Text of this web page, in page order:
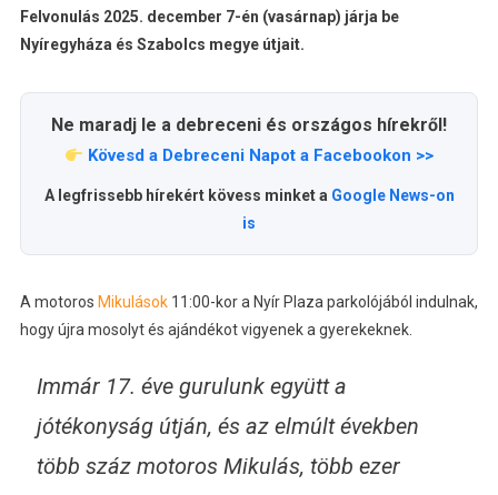
Felvonulás 2025. december 7-én (vasárnap) járja be
Nyíregyháza és Szabolcs megye útjait.
Ne maradj le a debreceni és országos hírekről!
Kövesd a Debreceni Napot a Facebookon >>
A legfrissebb hírekért kövess minket a Google News-on
is
A motoros Mikulások11:00-kor a Nyír Plaza parkolójából indulnak,
hogy újra mosolyt és ajándékot vigyenek a gyerekeknek.
Immár 17. éve gurulunk együtt a
jótékonyság útján, és az elmúlt években
több száz motoros Mikulás, több ezer